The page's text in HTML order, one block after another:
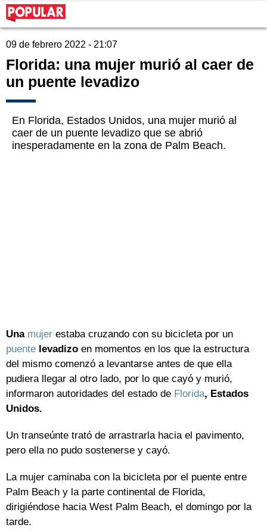
09 de febrero 2022 - 21:07
Florida: una mujer murió al caer de
un puente levadizo
En Florida, Estados Unidos, una mujer murió al
caer de un puente levadizo que se abrió
inesperadamente en la zona de Palm Beach.
Una mujer estaba cruzando con su bicicleta por un
puente levadizo en momentos en los que la estructura
del mismo comenzó a levantarse antes de que ella
pudiera llegar al otro lado, por lo que cayó y murió,
informaron autoridades del estado de Florida, Estados
Unidos.
Un transeúnte trató de arrastrarla hacia el pavimento,
pero ella no pudo sostenerse y cayó.
La mujer caminaba con la bicicleta por el puente entre
Palm Beach y la parte continental de Florida,
dirigiéndose hacia West Palm Beach, el domingo por la
tarde.